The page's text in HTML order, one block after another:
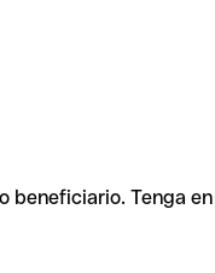
Tenga